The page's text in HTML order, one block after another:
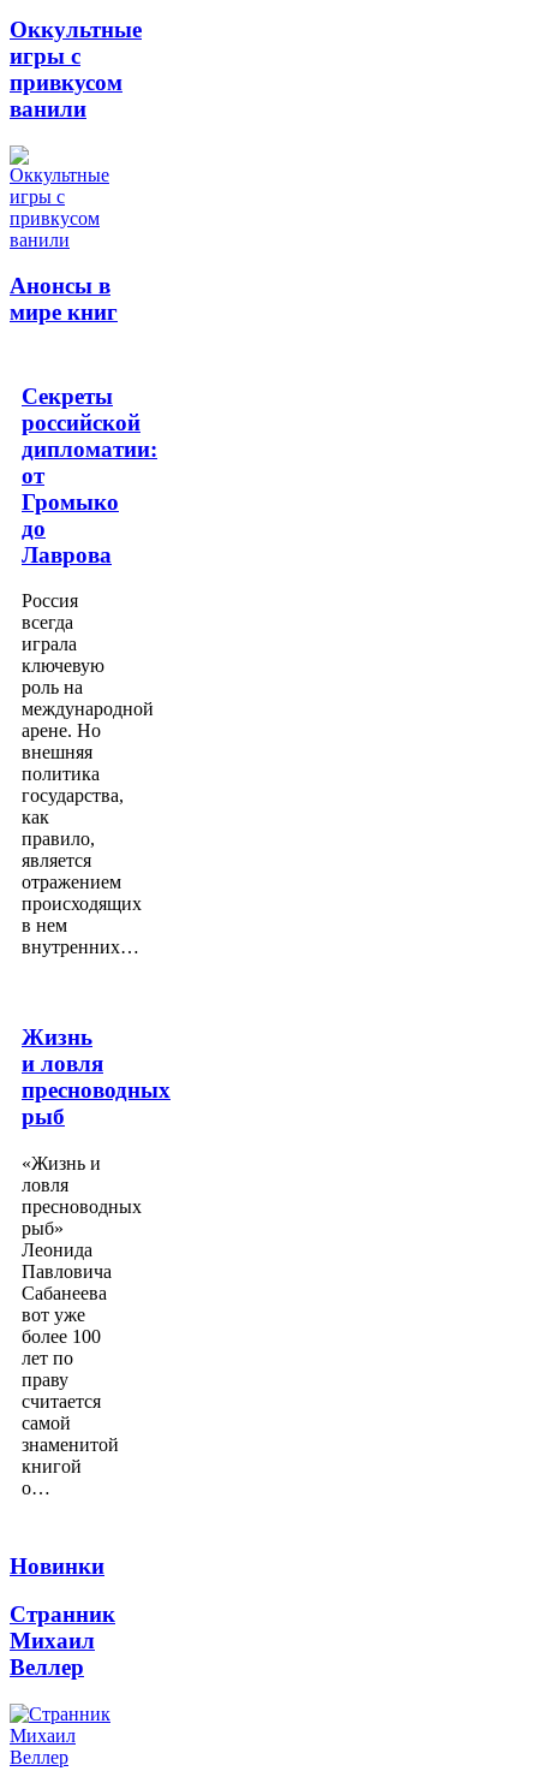
Оккультные
игры с
привкусом
ванили
Анонсы в
мире книг
Секреты
российской
дипломатии:
от
Громыко
до
Лаврова
Россия
всегда
играла
ключевую
роль на
международной
арене. Но
внешняя
политика
государства,
как
правило,
является
отражением
происходящих
в нем
внутренних…
Жизнь
и ловля
пресноводных
рыб
«Жизнь и
ловля
пресноводных
рыб»
Леонида
Павловича
Сабанеева
вот уже
более 100
лет по
праву
считается
самой
знаменитой
книгой
о…
Новинки
Странник
Михаил
Веллер